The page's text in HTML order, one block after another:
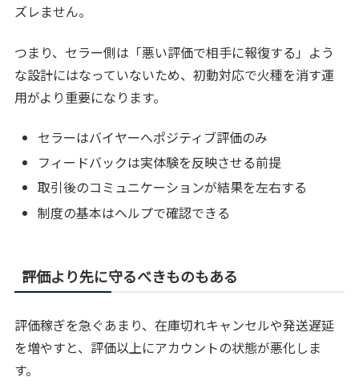
ズレません。
つまり、セラー側は「悪い評価で相手に報復する」よう
な設計にはなっていないため、初動対応で火種を消す運
用がより重要になります。
セラーはバイヤーへポジティブ評価のみ
フィードバックは実体験を反映させる前提
取引後のコミュニケーションが結果を左右する
制度の基本はヘルプで確認できる
評価より先に守るべきものもある
評価稼ぎを急ぐあまり、在庫切れキャンセルや発送遅延
を増やすと、評価以上にアカウントの状態が悪化しま
す。